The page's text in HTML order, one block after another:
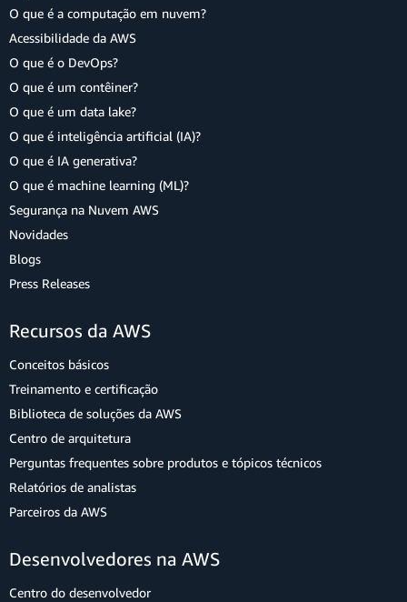
O que é a computação em nuvem?
Acessibilidade da AWS
O que é o DevOps?
O que é um contêiner?
O que é um data lake?
O que é inteligência artificial (IA)?
O que é IA generativa?
O que é machine learning (ML)?
Segurança na Nuvem AWS
Novidades
Blogs
Press Releases
Recursos da AWS
Conceitos básicos
Treinamento e certificação
Biblioteca de soluções da AWS
Centro de arquitetura
Perguntas frequentes sobre produtos e tópicos técnicos
Relatórios de analistas
Parceiros da AWS
Desenvolvedores na AWS
Centro do desenvolvedor